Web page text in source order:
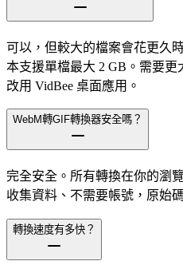
可以，但較大的檔案會花更久
本支援單檔最大 2 GB。需要
改用 VidBee 桌面應用。
WebM轉GIF轉換器安全嗎？
完全安全。所有轉換在你的瀏
收集資料、不需要帳號，原始
轉換速度有多快？